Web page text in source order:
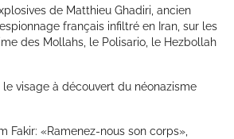
de Matthieu Ghadiri, ancien
français infiltré en Iran, sur les
des Mollahs, le Polisario, le Hezbollah
visage à découvert du néonazisme
Fakir: «Ramenez-nous son corps»,